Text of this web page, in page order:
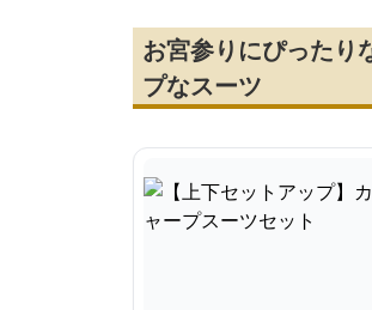
お宮参りにぴったり
プなスーツ